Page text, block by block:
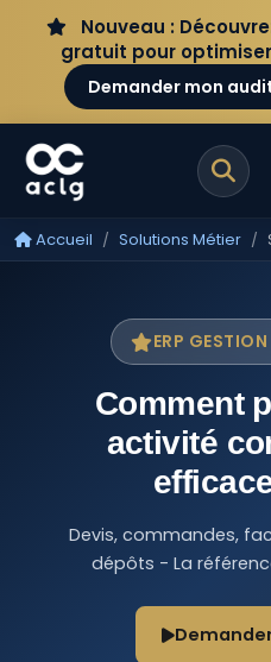
Aller au contenu
Nouveau :
gratuit pour
Demander mon
Accueil Solutions Métier
ERP
Comment
activité
Devis, commandes,
dépôts - La
Panneau de gestion des